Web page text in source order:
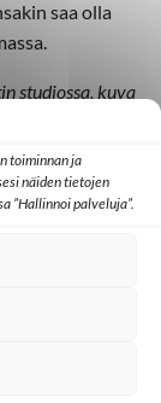
toiminnan ja
näiden tietojen
”Hallinnoi palveluja”.
saa olla
studiossa, kuva
ja Pohjois-
sekä Mongoliassa
maailmaa.